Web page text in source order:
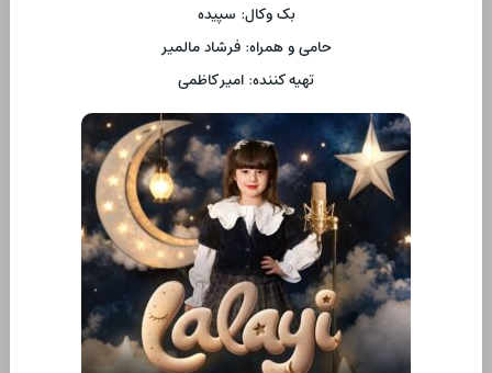
بک وکال: سپیده
حامی و همراه: فرشاد مالمیر
تهیه کننده: امیر کاظمی